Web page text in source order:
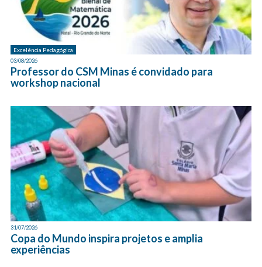
Excelência Pedagógica
03/08/2026
Professor do CSM Minas é convidado para
workshop nacional
31/07/2026
Copa do Mundo inspira projetos e amplia
experiências